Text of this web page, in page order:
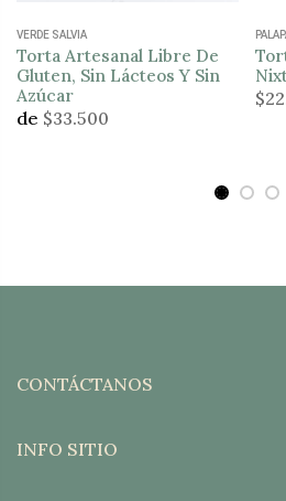
VERDE SALVIA
Torta Artesanal Libre De
Gluten, Sin Lácteos Y Sin
Azúcar
de $33.500
CONTÁCTANOS
INFO SITIO